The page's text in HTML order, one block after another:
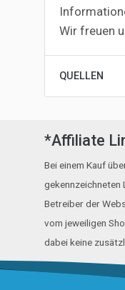
Wir freuen
QUELLEN
*Affiliate
Bei einem Kauf
Betreiber der
vom jeweiligen
dabei keine